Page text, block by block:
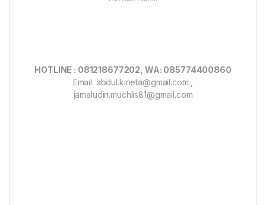
HOTLINE : 081218677202, WA: 085774400860
Email: abdul.kineta@gmail.com ,
jamaludin.muchlis81@gmail.com